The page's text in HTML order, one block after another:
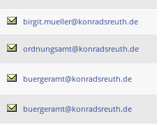
birgit.mueller@konradsreuth.de
ordnungsamt@konradsreuth.de
buergeramt@konradsreuth.de
buergeramt@konradsreuth.de